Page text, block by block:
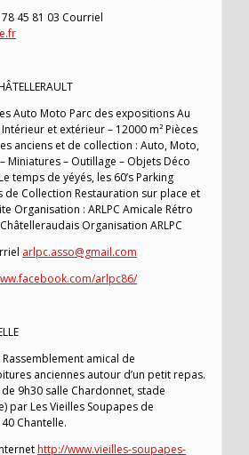
45 81 03 Courriel
Auto Moto Parc des expositions Au
et extérieur – 12000 m² Pièces
anciens et de collection : Auto, Moto,
Miniatures – Outillage – Objets Déco
temps de yéyés, les 60’s Parking
de Collection Restauration sur place et
Organisation : ARLPC Amicale Rétro
Organisation ARLPC
arlpc.asso@gmail.com
arlpc86/
amical de
anciennes autour d’un petit repas.
9h30 salle Chardonnet, stade
par Les Vieilles Soupapes de
Chantelle.
http://www.vieilles-soupapes-